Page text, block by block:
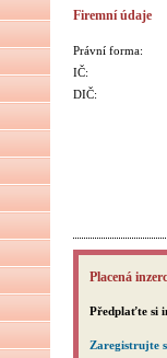
Firemní údaje
Právní forma:
IČ:
DIČ:
Placená
Předplaťte si
Zaregistrujte